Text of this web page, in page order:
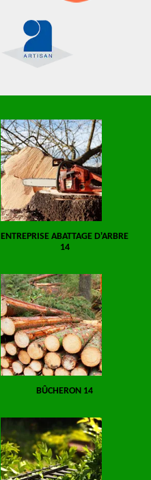
ENTREPRISE ABATTAGE D'ARBRE
14
BÛCHERON 14